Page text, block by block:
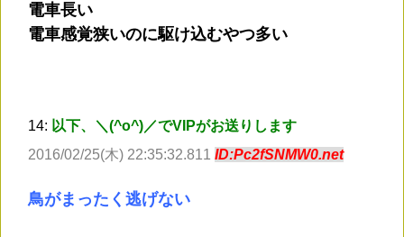
電車長い
電車感覚狭いのに駆け込むやつ多い
14: 以下、＼(^o^)／でVIPがお送りします
2016/02/25(木) 22:35:32.811 ID:Pc2fSNMW0.net
鳥がまったく逃げない